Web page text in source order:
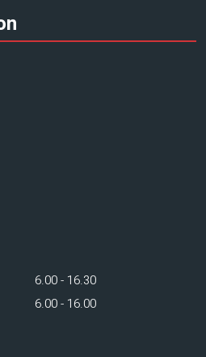
​6.00 - 16.30
​6.00 - 16.00